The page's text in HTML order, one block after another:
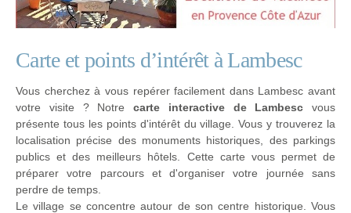
Carte et points d’intérêt à Lambesc
Vous cherchez à vous repérer facilement dans Lambesc avant
votre visite ? Notre carte interactive de Lambesc vous
présente tous les points d'intérêt du village. Vous y trouverez la
localisation précise des monuments historiques, des parkings
publics et des meilleurs hôtels. Cette carte vous permet de
préparer votre parcours et d'organiser votre journée sans
perdre de temps.
Le village se concentre autour de son centre historique. Vous